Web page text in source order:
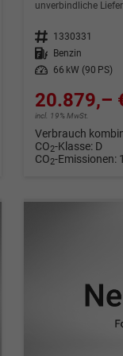
unverbindliche
Fahrzeugnr. 1330331
Kraftstoff Benzin
Leistung
66 kW (90 PS)
20.879,–
incl. 19% MwSt.
Verbrauch
CO2-Klasse: D
CO2-Emissionen: